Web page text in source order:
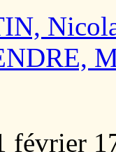
février